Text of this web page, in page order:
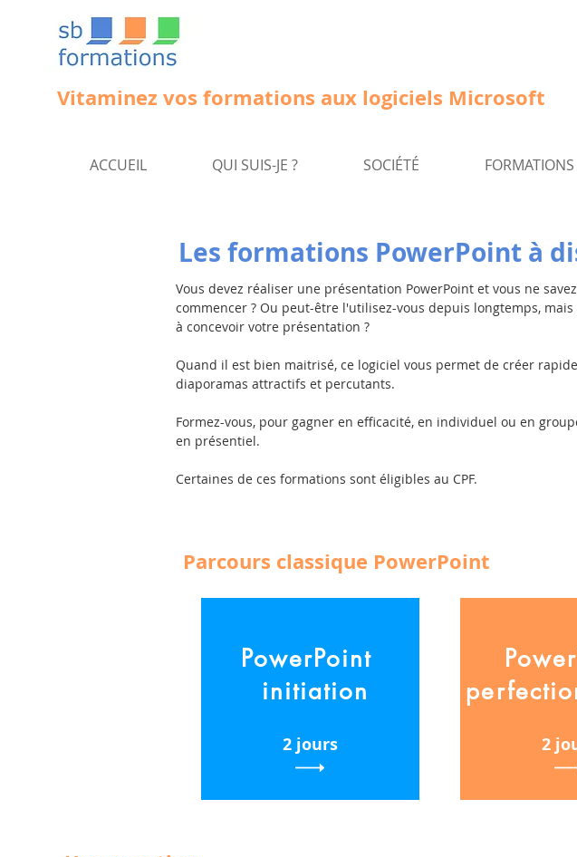
Vitaminez vos formations aux logiciels Microsoft
ACCUEIL QUI SUIS-JE ? SOCIÉTÉ FORMATIONS
Les formations PowerPoint à
Vous devez réaliser une présentation PowerPoint et vous ne
commencer ? Ou peut-être l'utilisez-vous depuis longtemps,
à concevoir votre présentation ?
Quand il est bien maitrisé, ce logiciel vous permet de créer
diaporamas attractifs et percutants.
Formez-vous, pour gagner en efficacité, en individuel ou en
en présentiel.
Certaines de ces formations sont éligibles au CPF.
Parcours classique PowerPoint
PowerPoint
initiation
2 jours 2